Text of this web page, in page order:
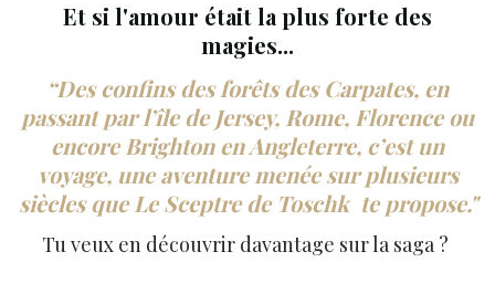
Et si l'amour était la plus forte des
magies...
“Des confins des forêts des Carpates, en
passant par l’île de Jersey, Rome, Florence ou
encore Brighton en Angleterre, c’est un
voyage, une aventure menée sur plusieurs
siècles que Le Sceptre de Toschk te propose."
Tu veux en découvrir davantage sur la saga ?